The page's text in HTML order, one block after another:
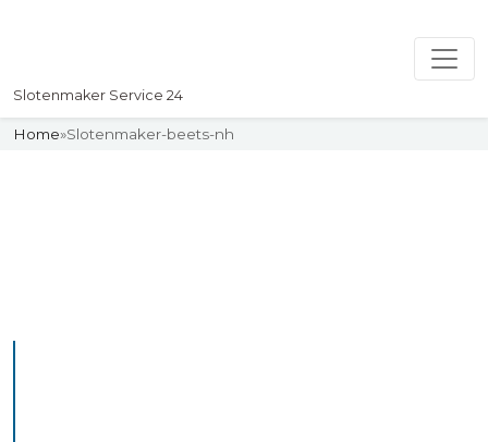
Slotenmaker Service 24
Home»Slotenmaker-beets-nh